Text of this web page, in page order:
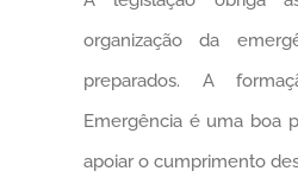
organização da
preparados. A
Emergência é uma boa
apoiar o cumprimento